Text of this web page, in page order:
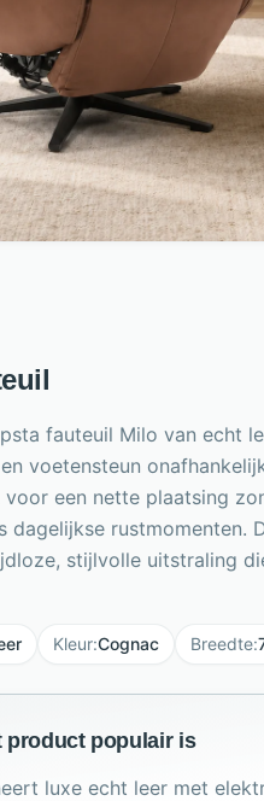
fauteuil Milo van echt
voetensteun
een nette plaatsing
dagelijkse
stijlvolle uitstraling
Kleur:Cognac Breedte:
product populair is
luxe echt leer met